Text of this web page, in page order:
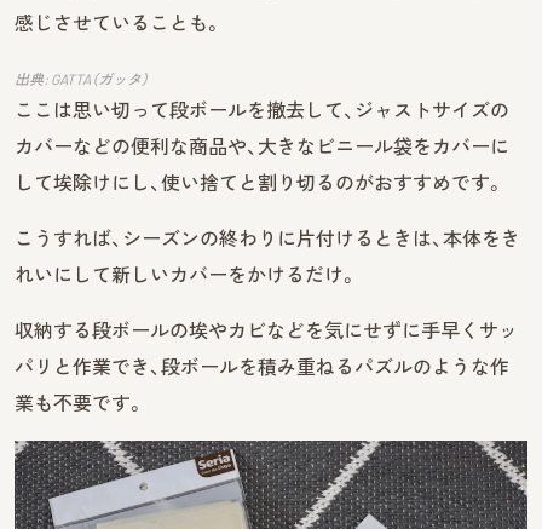
感じさせていることも。
出典: GATTA（ガッタ）
ここは思い切って段ボールを撤去して、ジャストサイズの
カバーなどの便利な商品や、大きなビニール袋をカバーに
して埃除けにし、使い捨てと割り切るのがおすすめです。
こうすれば、シーズンの終わりに片付けるときは、本体をき
れいにして新しいカバーをかけるだけ。
収納する段ボールの埃やカビなどを気にせずに手早くサッ
パリと作業でき、段ボールを積み重ねるパズルのような作
業も不要です。